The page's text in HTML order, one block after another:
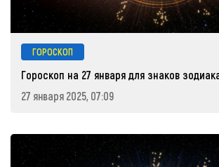
ГОРОСКОП
Гороскоп на 27 января для знаков
27 января 2025, 07:09